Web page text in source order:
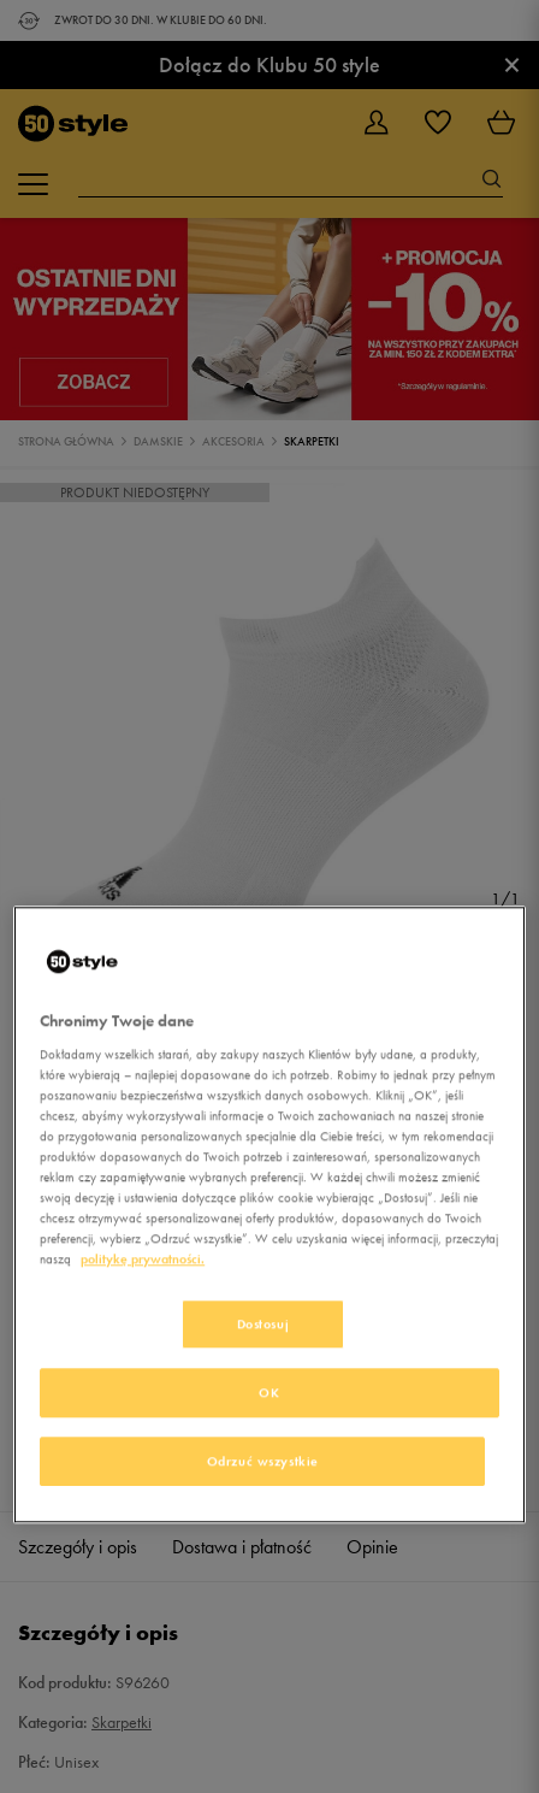
ZWROT DO 30 DNI. W KLUBIE DO 60 DNI.
Dołącz do Klubu 50 style ×
STRONA GŁÓWNA DAMSKIE AKCESORIA SKARPETKI
PRODUKT NIEDOSTĘPNY
1/1
ADIDAS SKARPETY
RUNNING ACC HW
0.0(0 )
4,99złz Vat
+ 25 PKT WKLUBIE 50 STYLE
Jeśli artykuł będzie ponownie dostępny, otrzymasz od nas powiadomienie.
Wybierz rozmiar
XS Powiadom o dostępności
S Powiadom o dostępności
XL Powiadom o dostępności
Sprawdź dostępność w salonach
Szczegóły i opis Dostawa i płatność Opinie
Szczegóły i opis
Kod produktu: S96260
Kategoria: Skarpetki
Płeć: Unisex
Chronimy Twoje dane
Dokładamy wszelkich starań, aby zakupy naszych Klientów były udane, a produkty,
które wybierają – najlepiej dopasowane do ich potrzeb. Robimy to jednak przy pełnym
poszanowaniu bezpieczeństwa wszystkich danych osobowych. Kliknij „OK”, jeśli
chcesz, abyśmy wykorzystywali informacje o Twoich zachowaniach na naszej stronie
do przygotowania personalizowanych specjalnie dla Ciebie treści, w tym rekomendacji
produktów dopasowanych do Twoich potrzeb i zainteresowań, spersonalizowanych
reklam czy zapamiętywanie wybranych preferencji. W każdej chwili możesz zmienić
swoją decyzję i ustawienia dotyczące plików cookie wybierając „Dostosuj”. Jeśli nie
chcesz otrzymywać spersonalizowanej oferty produktów, dopasowanych do Twoich
preferencji, wybierz „Odrzuć wszystkie”. W celu uzyskania więcej informacji, przeczytaj
naszą politykę prywatności.
Dostosuj
Odrzuć wszystkie
OK